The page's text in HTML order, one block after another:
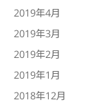
2019年4月
2019年3月
2019年2月
2019年1月
2018年12月